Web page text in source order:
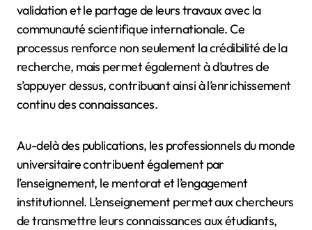
validation et le partage de leurs travaux avec la
communauté scientifique internationale. Ce
processus renforce non seulement la crédibilité de la
recherche, mais permet également à d’autres de
s’appuyer dessus, contribuant ainsi à l’enrichissement
continu des connaissances.
Au-delà des publications, les professionnels du monde
universitaire contribuent également par
l’enseignement, le mentorat et l’engagement
institutionnel. L’enseignement permet aux chercheurs
de transmettre leurs connaissances aux étudiants,